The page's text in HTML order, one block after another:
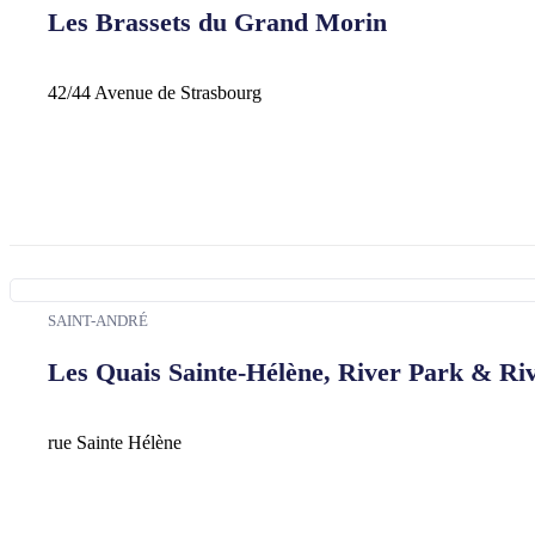
Les Brassets du Grand Morin
42/44 Avenue de Strasbourg
SAINT-ANDRÉ
Les Quais Sainte-Hélène, River Park &
rue Sainte Hélène